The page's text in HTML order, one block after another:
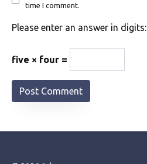
time I comment.
Please enter an answer in digits:
five × four =